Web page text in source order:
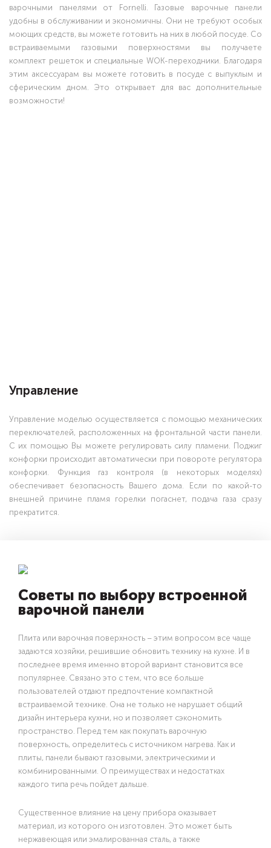
варочными панелями от Fornelli. Газовые варочные панели
удобны в обслуживании и экономичны. Они не требуют особых
моющих средств, вы можете готовить на них в любой посуде. Со
встраиваемыми газовыми поверхностями вы получаете
комплект решеток и специальные WOK-переходники. Благодаря
этим аксессуарам вы можете готовить в посуде с выпуклым и
сферическим дном. Это открывает для вас дополнительные
возможности!
Управление
Управление моделью осуществляется с помощью механических
переключателей, расположенных на фронтальной части панели.
С их помощью Вы можете регулировать силу пламени. Поджиг
конфорки происходит автоматически при повороте регулятора
конфорки. Функция газ контроля (в некоторых моделях)
обеспечивает безопасность Вашего дома. Если по какой-то
внешней причине пламя горелки погаснет, подача газа сразу
прекратится.
Советы по выбору встроенной
варочной панели
Плита или варочная поверхность – этим вопросом все чаще
задаются хозяйки, решившие обновить технику на кухне. И в
последнее время именно второй вариант становится все
популярнее. Связано это с тем, что все больше
пользователей отдают предпочтение компактной
встраиваемой технике. Она не только не нарушает общий
дизайн интерьера кухни, но и позволяет сэкономить
пространство. Перед тем как покупать варочную
поверхность, определитесь с источником нагрева. Как и
плиты, панели бывают газовыми, электрическими и
комбинированными. О преимуществах и недостатках
каждого типа речь пойдет дальше.
Существенное влияние на цену прибора оказывает
материал, из которого он изготовлен. Это может быть
нержавеющая или эмалированная сталь, а также